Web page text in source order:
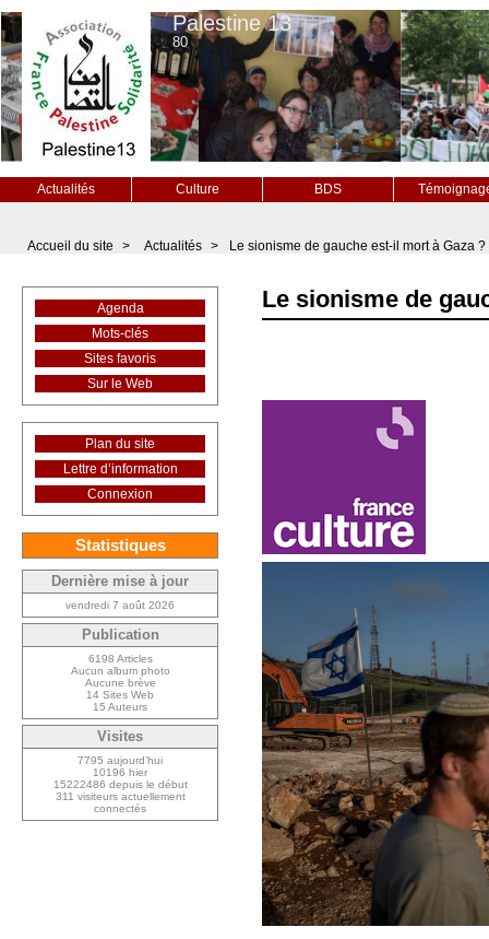
Palestine 13
80
Actualités Culture BDS
Accueil du site > Actualités > Le sionisme de gauche est-il mort à Gaza ?
Le sionisme de
Agenda
Mots-clés
Sites favoris
Sur le Web
Plan du site
Lettre d’information
Connexion
Statistiques
Dernière mise à jour
vendredi 7 août 2026
Publication
6198 Articles
Aucun album photo
Aucune brève
14 Sites Web
15 Auteurs
Visites
7795 aujourd’hui
10196 hier
15222486 depuis le début
311 visiteurs actuellement
connectés